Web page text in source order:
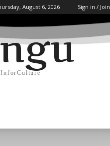
August 6, 2026 Sign in / Join